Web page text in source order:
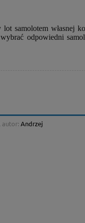
samolotem własnej
odpowiedni
autor: Andrzej